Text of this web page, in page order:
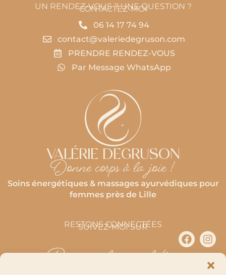
UN RENDEZ-VOUS ? UNE QUESTION ?
CONTACTEZ-MOI
06 14 17 74 94
contact@valeriedegruson.com
PRENDRE RENDEZ-VOUS
Par Message WhatsApp
VALÉRIE DEGRUSON
Donne corps à la joie !
Soins énergétiques & massages ayurvédiques pour
femmes près de Lille
RESTONS CONNECTÉES
SUIVEZ-MOI SUR
Recevoir la newsletter